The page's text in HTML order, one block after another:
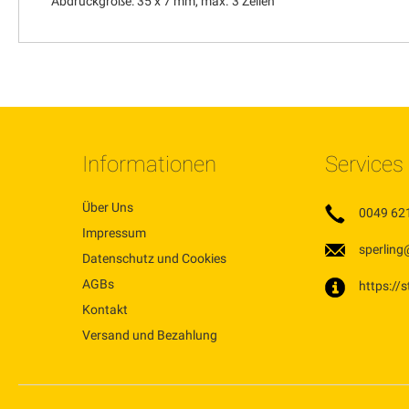
Informationen
Über Uns
Impressum
Datenschutz und Cookies
AGBs
Kontakt
Versand und Bezahlung
Services
0049
https://